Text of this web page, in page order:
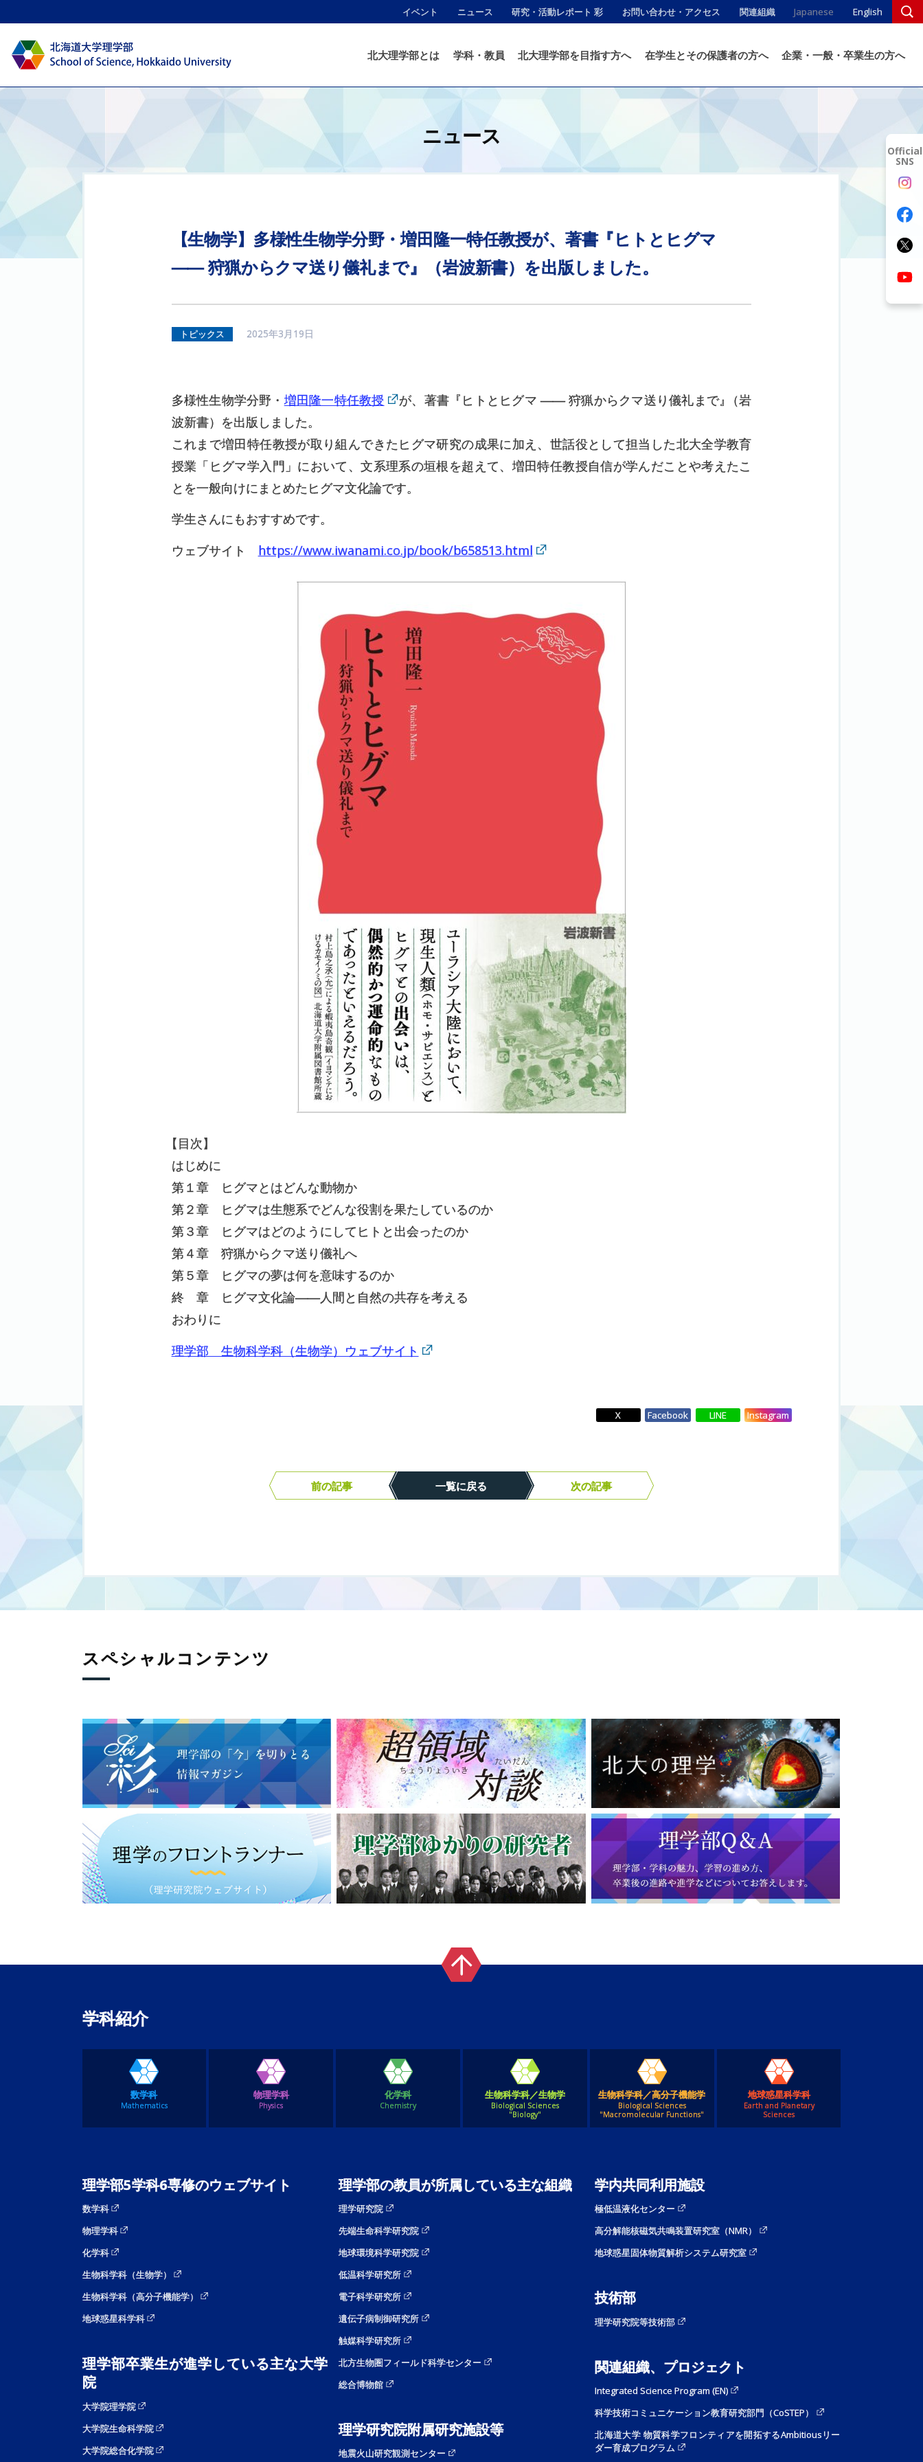
イベント ニュース 研究・活動レポート 彩 お問い合わせ・アクセス 関連組織 Japanese English
北大理学部とは 学科・教員 北大理学部を目指す方へ 在学生とその保護者の方へ 企業・一般・卒業生の方へ
ニュース
【生物学】 多様性生物学分野・増田隆一特任教授が、 著書『ヒト と ヒグマ
――狩猟からクマ送り儀礼まで』 （岩波新書）を出版しました。
トピックス 2025年3月19日
多様性生物学分野・増田隆一特任教授 が、著書『ヒトとヒグマ ―― 狩猟からクマ送り儀礼まで』
（岩
波新書）を出版しました。
これまで増田特任教授が取り組んできたヒグマ研究の成果に加え、世話役として担当した北大全学教育
授業「ヒグマ学入門」において、文系理系の垣根を超えて、増田特任教授自信が学んだことや考えたこ
とを一般向けにまとめたヒグマ文化論です。
学生さんにもおすすめです。
ウェブサイト https://www.iwanami.co.jp/book/b658513.html
【目次】
はじめに
第１章 ヒグマとはどんな動物か
第２章 ヒグマは生態系でどんな役割を果たしているのか
第３章 ヒグマはどのようにしてヒトと出会ったのか
第４章 狩猟からクマ送り儀礼へ
第５章 ヒグマの夢は何を意味するのか
終 章 ヒグマ文化論――人間と自然の共存を考える
おわりに
理学部 生物科学科（生物学）ウェブサイト
X Facebook LINE Instagram
前の記事 一覧に戻る 次の記事
スペシャルコンテンツ
学科紹介
数学科
Mathematics
物理学科
Physics
化学科
Chemistry
生物科学科／生物学
Biological Sciences
"Biology"
生物科学科／高分子機能学
Biological Sciences
"Macromolecular Functions"
地球惑星科学科
Earth and Planetary
Sciences
理学部5学科6専修のウェブサイト
数学科
物理学科
化学科
生物科学科（生物学）
生物科学科（高分子機能学）
地球惑星科学科
理学部卒業生が進学している主な大学
院
大学院理学院
大学院生命科学院
大学院総合化学院
理学部の教員が所属している主な組織
理学研究院
先端生命科学研究院
地球環境科学研究院
低温科学研究所
電子科学研究所
遺伝子病制御研究所
触媒科学研究所
北方生物圏フィールド科学センター
総合博物館
理学研究院附属研究施設等
地震火山研究観測センター
学内共同利用施設
極低温液化センター
高分解能核磁気共鳴装置研究室（NMR）
地球惑星固体物質解析システム研究室
技術部
理学研究院等技術部
関連組織、プロジェクト
Integrated Science Program (EN)
科学技術コミュニケーション教育研究部門（CoSTEP）
北海道大学 物質科学フロンティアを開拓するAmbitiousリー
ダー育成プログラム
Official
SNS